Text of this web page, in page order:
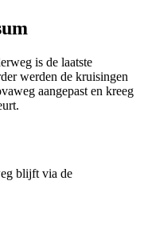
is de laatste
werden de kruisingen
aangepast en kreeg
blijft via de